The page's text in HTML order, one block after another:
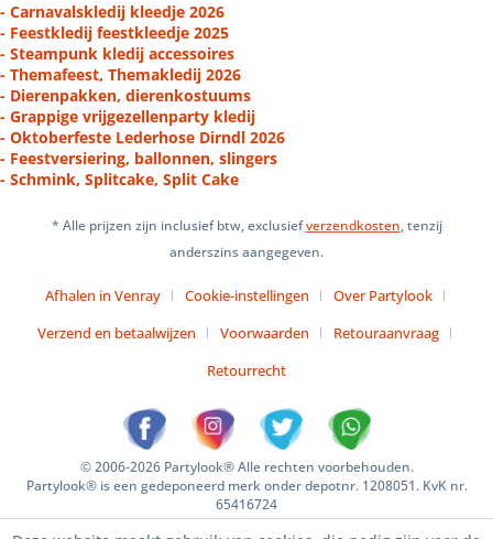
- Carnavalskledij kleedje 2026
- Feestkledij feestkleedje 2025
- Steampunk kledij accessoires
- Themafeest, Themakledij 2026
- Dierenpakken, dierenkostuums
- Grappige vrijgezellenparty kledij
- Oktoberfeste Lederhose Dirndl 2026
- Feestversiering, ballonnen, slingers
- Schmink, Splitcake, Split Cake
* Alle prijzen zijn inclusief btw, exclusiefverzendkosten, tenzij
anderszins aangegeven.
Afhalen in Venray Cookie-instellingen
Over Partylook
Verzend en betaalwijzen
Voorwaarden
Retouraanvraag
Retourrecht
© 2006-2026 Partylook® Alle rechten voorbehouden.
Partylook® is een gedeponeerd merk onder depotnr. 1208051. KvK nr.
65416724